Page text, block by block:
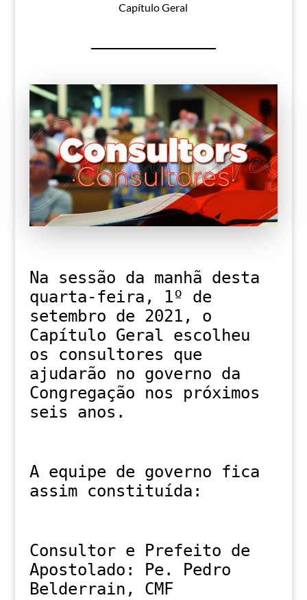
Capítulo Geral
Na sessão da manhã desta
quarta-feira, 1º de
setembro de 2021, o
Capítulo Geral escolheu
os consultores que
ajudarão no governo da
Congregação nos próximos
seis anos.
A equipe de governo fica
assim constituída:
Consultor e Prefeito de
Apostolado: Pe. Pedro
Belderrain, CMF